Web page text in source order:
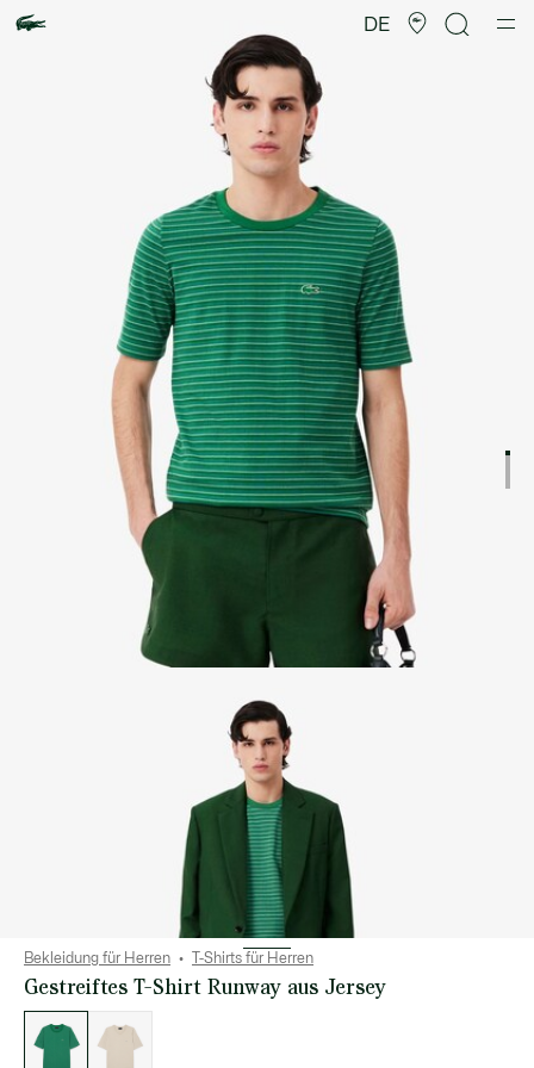
DE
Bekleidung für Herren T-Shirts für Herren
Gestreiftes T-Shirt Runway aus Jersey
der
Varianten